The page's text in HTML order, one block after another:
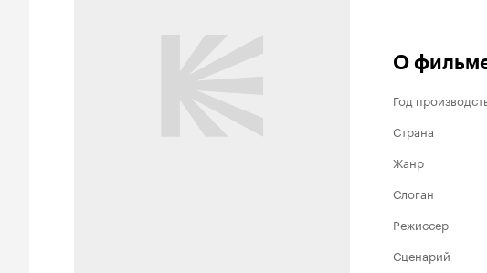
О
Год
Страна
Жанр
Слоган
Режиссер
Сценарий